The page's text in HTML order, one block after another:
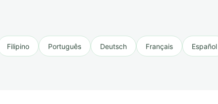
Filipino Português Deutsch Français Español